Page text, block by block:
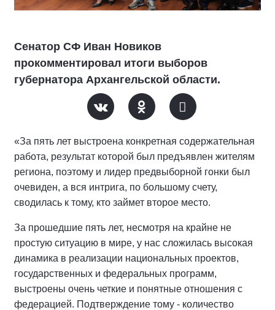
Сенатор СФ Иван Новиков
прокомментировал итоги выборов
губернатора Архангельской области.
«За пять лет выстроена конкретная содержательная
работа, результат которой был предъявлен жителям
региона, поэтому и лидер предвыборной гонки был
очевиден, а вся интрига, по большому счету,
сводилась к тому, кто займет второе место.
За прошедшие пять лет, несмотря на крайне не
простую ситуацию в мире, у нас сложилась высокая
динамика в реализации национальных проектов,
государственных и федеральных программ,
выстроены очень четкие и понятные отношения с
федерацией. Подтверждение тому - количество